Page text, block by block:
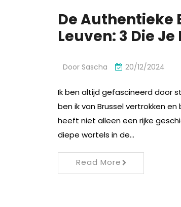
De Authentieke
Leuven: 3 Die
Door Sascha 20/12/2024
Ik ben altijd gefascineerd door
ben ik van Brussel vertrokken
heeft niet alleen een rijke
diepe wortels in de…
Read More